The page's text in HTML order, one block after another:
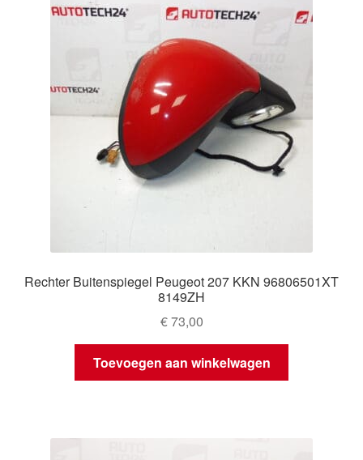
Rechter Buitenspiegel Peugeot 207 KKN 96806501XT
8149ZH
€73,00
Toevoegen aan winkelwagen